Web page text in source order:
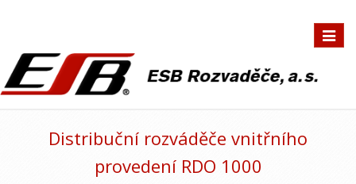
Distribuční rozváděče vnitřního
provedení RDO 1000